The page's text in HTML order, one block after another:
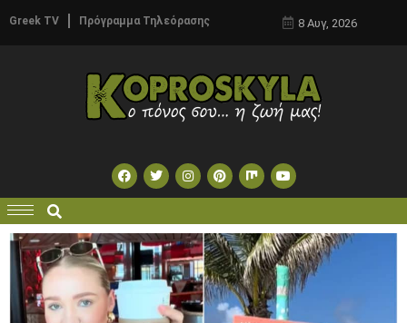
Greek TV Πρόγραμμα Τηλεόρασης 8 Αυγ, 2026